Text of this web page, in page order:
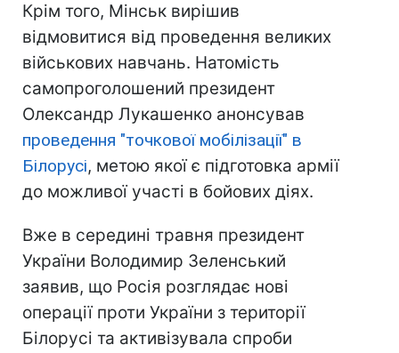
Крім того, Мінськ вирішив
відмовитися від проведення великих
військових навчань. Натомість
самопроголошений президент
Олександр Лукашенко анонсував
проведення "точкової мобілізації" в
Білорусі, метою якої є підготовка армії
до можливої участі в бойових діях.
Вже в середині травня президент
України Володимир Зеленський
заявив, що Росія розглядає нові
операції проти України з території
Білорусі та активізувала спроби